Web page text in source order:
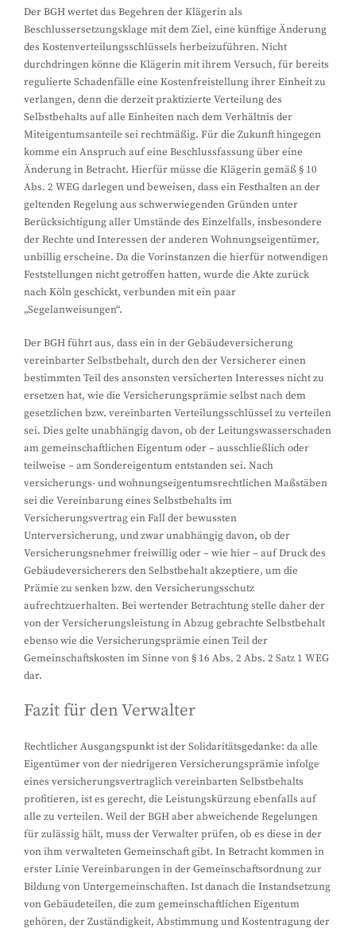
Der BGH wertet das Begehren der Klägerin als
Beschlussersetzungsklage mit dem Ziel, eine künftige Änderung
des Kostenverteilungsschlüssels herbeizuführen. Nicht
durchdringen könne die Klägerin mit ihrem Versuch, für bereits
regulierte Schadenfälle eine Kostenfreistellung ihrer Einheit zu
verlangen, denn die derzeit praktizierte Verteilung des
Selbstbehalts auf alle Einheiten nach dem Verhältnis der
Miteigentumsanteile sei rechtmäßig. Für die Zukunft hingegen
komme ein Anspruch auf eine Beschlussfassung über eine
Änderung in Betracht. Hierfür müsse die Klägerin gemäß § 10
Abs. 2 WEG darlegen und beweisen, dass ein Festhalten an der
geltenden Regelung aus schwerwiegenden Gründen unter
Berücksichtigung aller Umstände des Einzelfalls, insbesondere
der Rechte und Interessen der anderen Wohnungseigentümer,
unbillig erscheine. Da die Vorinstanzen die hierfür notwendigen
Feststellungen nicht getroffen hatten, wurde die Akte zurück
nach Köln geschickt, verbunden mit ein paar
„Segelanweisungen“.
Der BGH führt aus, dass ein in der Gebäudeversicherung
vereinbarter Selbstbehalt, durch den der Versicherer einen
bestimmten Teil des ansonsten versicherten Interesses nicht zu
ersetzen hat, wie die Versicherungsprämie selbst nach dem
gesetzlichen bzw. vereinbarten Verteilungsschlüssel zu verteilen
sei. Dies gelte unabhängig davon, ob der Leitungswasserschaden
am gemeinschaftlichen Eigentum oder – ausschließlich oder
teilweise – am Sondereigentum entstanden sei. Nach
versicherungs- und wohnungseigentumsrechtlichen Maßstäben
sei die Vereinbarung eines Selbstbehalts im
Versicherungsvertrag ein Fall der bewussten
Unterversicherung, und zwar unabhängig davon, ob der
Versicherungsnehmer freiwillig oder – wie hier – auf Druck des
Gebäudeversicherers den Selbstbehalt akzeptiere, um die
Prämie zu senken bzw. den Versicherungsschutz
aufrechtzuerhalten. Bei wertender Betrachtung stelle daher der
von der Versicherungsleistung in Abzug gebrachte Selbstbehalt
ebenso wie die Versicherungsprämie einen Teil der
Gemeinschaftskosten im Sinne von § 16 Abs. 2 Abs. 2 Satz 1 WEG
dar.
Fazit für den Verwalter
Rechtlicher Ausgangspunkt ist der Solidaritätsgedanke: da alle
Eigentümer von der niedrigeren Versicherungsprämie infolge
eines versicherungsvertraglich vereinbarten Selbstbehalts
profitieren, ist es gerecht, die Leistungskürzung ebenfalls auf
alle zu verteilen. Weil der BGH aber abweichende Regelungen
für zulässig hält, muss der Verwalter prüfen, ob es diese in der
von ihm verwalteten Gemeinschaft gibt. In Betracht kommen in
erster Linie Vereinbarungen in der Gemeinschaftsordnung zur
Bildung von Untergemeinschaften. Ist danach die Instandsetzung
von Gebäudeteilen, die zum gemeinschaftlichen Eigentum
gehören, der Zuständigkeit, Abstimmung und Kostentragung der